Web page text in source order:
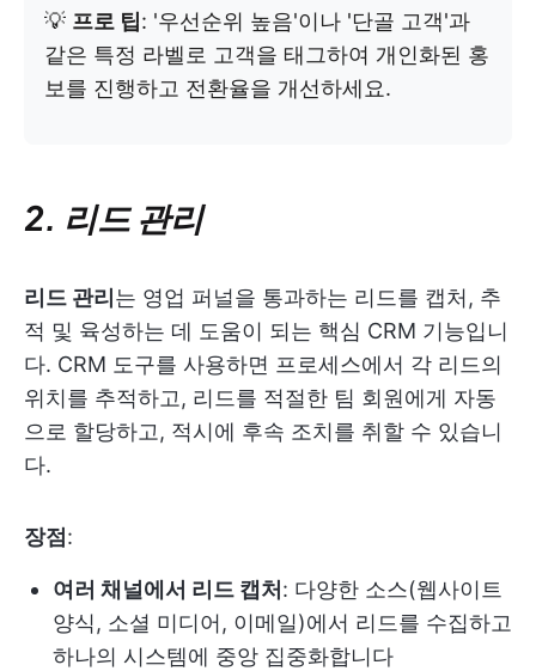
💡 프로 팁: '우선순위 높음'이나 '단골 고객'과
같은 특정 라벨로 고객을 태그하여 개인화된 홍
보를 진행하고 전환율을 개선하세요.
2. 리드 관리
리드 관리 는 영업 퍼널을 통과하는 리드를 캡처, 추
적 및 육성하는 데 도움이 되는 핵심 CRM 기능입니
다. CRM 도구를 사용하면 프로세스에서 각 리드의
위치를 추적하고, 리드를 적절한 팀 회원에게 자동
으로 할당하고, 적시에 후속 조치를 취할 수 있습니
다.
장점 :
여러 채널에서 리드 캡처 : 다양한 소스(웹사이트
양식, 소셜 미디어, 이메일)에서 리드를 수집하고
하나의 시스템에 중앙 집중화합니다